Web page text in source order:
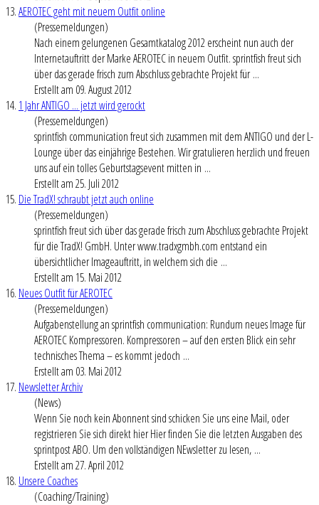
13.AEROTEC geht mit neuem Outfit online
(Pressemeldungen)
Nach einem gelungenen Gesamtkatalog 2012 erscheint nun auch der
Internetauftritt der Marke AEROTEC in neuem Outfit. sprintfish freut sich
über das gerade frisch zum Abschluss gebrachte Projekt für ...
Erstellt am 09. August 2012
14. 1 Jahr ANTIGO ... jetzt wird gerockt
(Pressemeldungen)
sprintfish communication freut sich zusammen mit dem ANTIGO und der L-
Lounge über das einjährige Bestehen. Wir gratulieren herzlich und freuen
uns auf ein tolles Geburtstagsevent mitten in ...
Erstellt am 25. Juli 2012
15. Die TradX! schraubt jetzt auch online
(Pressemeldungen)
sprintfish freut sich über das gerade frisch zum Abschluss gebrachte Projekt
für die TradX! GmbH. Unter www.tradxgmbh.com entstand ein
übersichtlicher Imageauftritt, in welchem sich die ...
Erstellt am 15. Mai 2012
16. Neues Outfit für AEROTEC
(Pressemeldungen)
Aufgabenstellung an sprintfish communication: Rundum neues Image für
AEROTEC Kompressoren. Kompressoren – auf den ersten Blick ein sehr
technisches Thema – es kommt jedoch ...
Erstellt am 03. Mai 2012
17. Newsletter Archiv
(News)
Wenn Sie noch kein Abonnent sind schicken Sie uns eine Mail, oder
registrieren Sie sich direkt hier Hier finden Sie die letzten Ausgaben des
sprintpost ABO. Um den vollständigen NEwsletter zu lesen, ...
Erstellt am 27. April 2012
18. Unsere Coaches
(Coaching/Training)